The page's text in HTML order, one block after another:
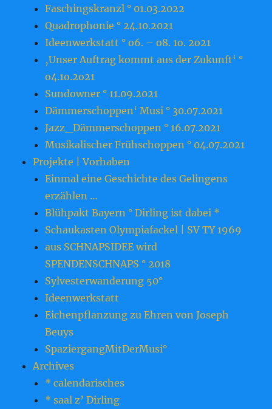
Faschingskranzl ° 01.03.2022
Quadrophonie ° 24.10.2021
Ideenwerkstatt ° o6. – o8. 1o. 2o21
‚Unser Auftrag kommt aus der Zukunft‘ °
o4.1o.2o21
Sundowner ° 11.09.2021
Dämmerschoppen‘ Musi ° 30.07.2021
Jazz_Dämmerschoppen ° 16.07.2021
Musikalischer Frühschoppen ° 04.07.2021
Projekte | Vorhaben
Einmal eine Geschichte des Gelingens
erzählen …
Blühpakt Bayern ° Dirling ist dabei *
Schaukasten Olympiafackel | SV TY 1969
aus SCHNAPSIDEE wird
SPENDENSCHNAPS ° 2018
Sylvesterwanderung 50°
Ideenwerkstatt
Eichenpflanzung zu Ehren von Joseph
Beuys
SpaziergangMitDerMusi°
Archives
* calendarisches
* saal z’ Dirling